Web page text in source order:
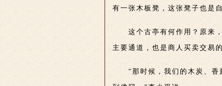
有一张木板凳，这张凳子也是
这个古亭有何作用？原来
主要通道，也是商人买卖交易
“那时候，我们的木炭、